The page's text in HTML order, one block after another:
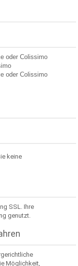
oderColissimo
oderColissimo
keine
SSL. Ihre
genutzt.
Möglichkeit,